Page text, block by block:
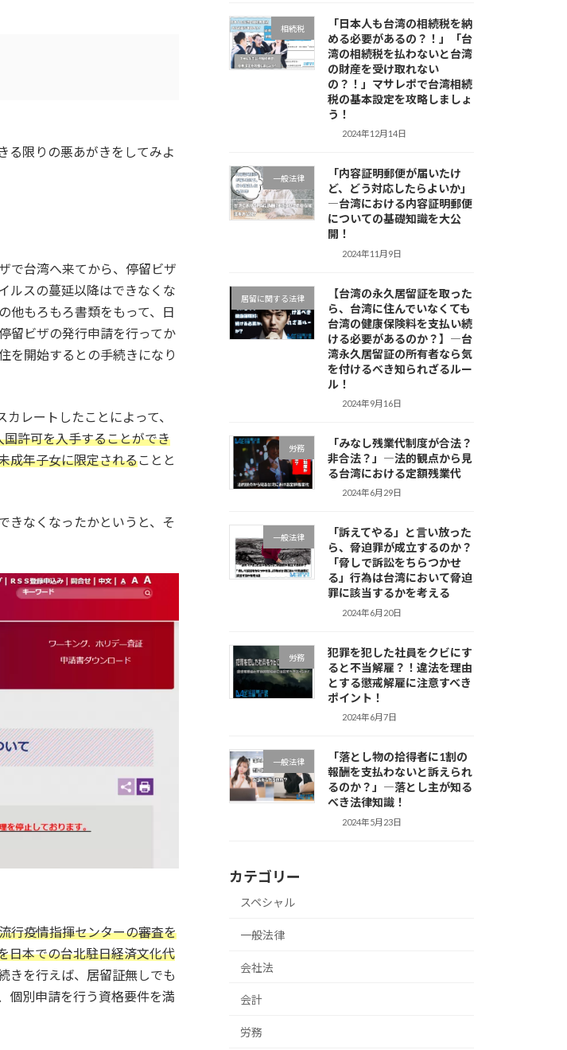
る限りの悪あがきをしてみよ
で台湾へ来てから、停留ビザ
ルスの蔓延以降はできなくな
他もろもろ書類をもって、日
留ビザの発行申請を行ってか
を開始するとの手続きになり
レートしたことによって、
許可を入手することができ
成年子女に限定されることと
きなくなったかというと、そ
行疫情指揮センターの審査を
日本での台北駐日経済文化代
きを行えば、居留証無しでも
個別申請を行う資格要件を満
相続税
「日本人も台湾の相続税を納
める必要があるの？！」「台
湾の相続税を払わないと台湾
の財産を受け取れない
の？！」マサレポで台湾相続
税の基本設定を攻略しましょ
う！
2024年12月14日
一般法律
「内容証明郵便が届いたけ
ど、どう対応したらよいか」
―台湾における内容証明郵便
についての基礎知識を大公
開！
2024年11月9日
居留に関する法律
【台湾の永久居留証を取った
ら、台湾に住んでいなくても
台湾の健康保険料を支払い続
ける必要があるのか？】―台
湾永久居留証の所有者なら気
を付けるべき知られざるルー
ル！
2024年9月16日
労務
「みなし残業代制度が合法？
非合法？」―法的観点から見
る台湾における定額残業代
2024年6月29日
一般法律
「訴えてやる」と言い放った
ら、脅迫罪が成立するのか？
「脅しで訴訟をちらつかせ
る」行為は台湾において脅迫
罪に該当するかを考える
2024年6月20日
労務
犯罪を犯した社員をクビにす
ると不当解雇？！違法を理由
とする懲戒解雇に注意すべき
ポイント！
2024年6月7日
一般法律
「落とし物の拾得者に1割の
報酬を支払わないと訴えられ
るのか？」―落とし主が知る
べき法律知識！
2024年5月23日
カテゴリー
スペシャル
一般法律
会社法
会計
労務